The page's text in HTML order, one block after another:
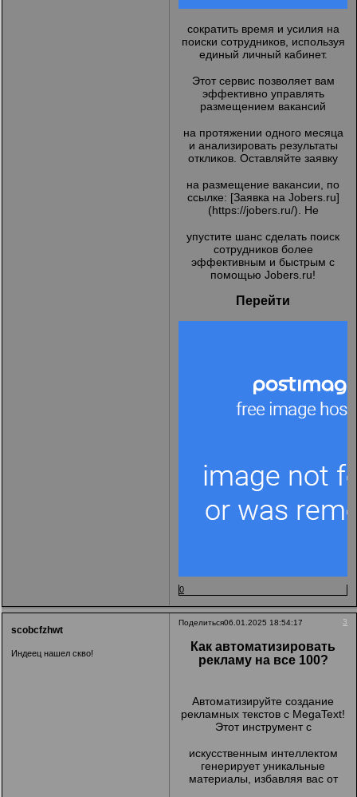
сократить время и усилия на
поиски сотрудников, используя
единый личный кабинет.
Этот сервис позволяет вам
эффективно управлять
размещением вакансий
на протяжении одного месяца
и анализировать результаты
откликов. Оставляйте заявку
на размещение вакансии, по
ссылке: [Заявка на Jobers.ru]
(https://jobers.ru/). Не
упустите шанс сделать поиск
сотрудников более
эффективным и быстрым с
помощью Jobers.ru!
Перейти
0
Поделиться 3
06.01.2025 18:54:17
scobcfzhwt
Индеец нашел скво!
Как автоматизировать
рекламу на все 100?
Автоматизируйте создание
рекламных текстов с MegaText!
Этот инструмент с
искусственным интеллектом
генерирует уникальные
материалы, избавляя вас от